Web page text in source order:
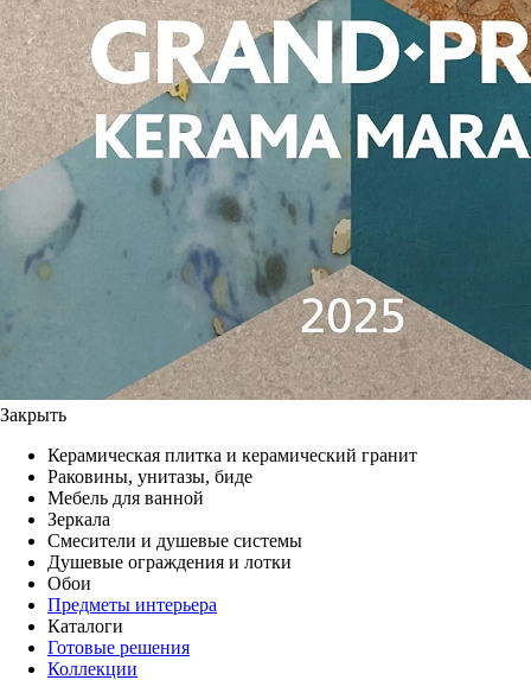
Закрыть
Керамическая плитка и керамический гранит
Раковины, унитазы, биде
Мебель для ванной
Зеркала
Смесители и душевые системы
Душевые ограждения и лотки
Обои
Предметы интерьера
Каталоги
Готовые решения
Коллекции